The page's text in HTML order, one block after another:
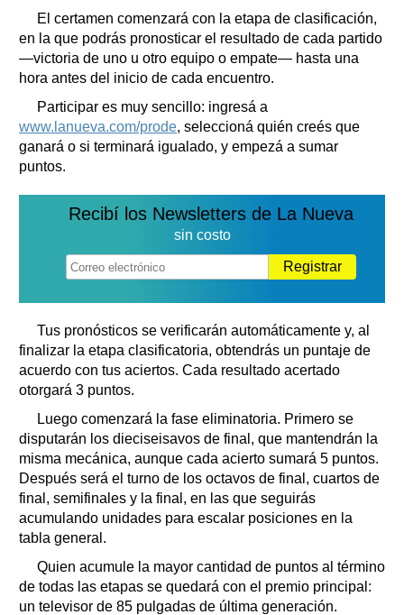
El certamen comenzará con la etapa de clasificación,
en la que podrás pronosticar el resultado de cada partido
—victoria de uno u otro equipo o empate— hasta una
hora antes del inicio de cada encuentro.
Participar es muy sencillo: ingresá a
www.lanueva.com/prode, seleccioná quién creés que
ganará o si terminará igualado, y empezá a sumar
puntos.
Recibí los Newsletters de La Nueva
sin costo
Registrar
Tus pronósticos se verificarán automáticamente y, al
finalizar la etapa clasificatoria, obtendrás un puntaje de
acuerdo con tus aciertos. Cada resultado acertado
otorgará 3 puntos.
Luego comenzará la fase eliminatoria. Primero se
disputarán los dieciseisavos de final, que mantendrán la
misma mecánica, aunque cada acierto sumará 5 puntos.
Después será el turno de los octavos de final, cuartos de
final, semifinales y la final, en las que seguirás
acumulando unidades para escalar posiciones en la
tabla general.
Quien acumule la mayor cantidad de puntos al término
de todas las etapas se quedará con el premio principal:
un televisor de 85 pulgadas de última generación.